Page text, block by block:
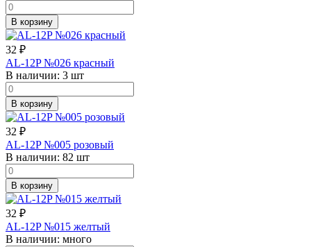
В корзину
32 ₽
AL-12P №026 красный
В наличии: 3 шт
В корзину
32 ₽
AL-12P №005 розовый
В наличии: 82 шт
В корзину
32 ₽
AL-12P №015 желтый
В наличии: много